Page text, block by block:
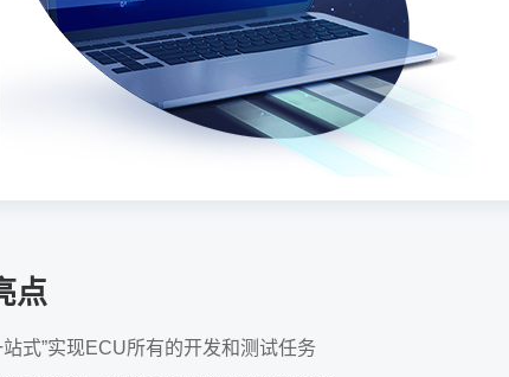
点
站式”实现ECU所有的开发和测试任务